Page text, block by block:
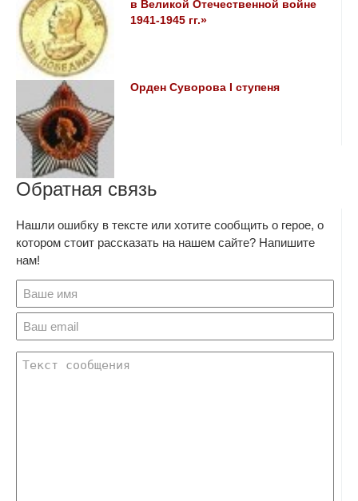
в Великой Отечественной войне
1941-1945 гг.»
Орден Суворова I ступеня
Обратная связь
Нашли ошибку в тексте или хотите сообщить о герое, о
котором стоит рассказать на нашем сайте? Напишите
нам!